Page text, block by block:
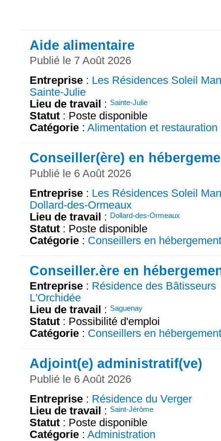
Aide alimentaire
Publié le 7 Août 2026
Entreprise : Les Résidences Soleil
Sainte-Julie
Lieu de travail : Sainte-Julie
Statut : Poste disponible
Catégorie : Alimentation et restauration
Conseiller(ère) en
Publié le 6 Août 2026
Entreprise : Les Résidences Soleil
Dollard-des-Ormeaux
Lieu de travail : Dollard-des-Ormeaux
Statut : Poste disponible
Catégorie : Conseillers en hébergement
Conseiller.ère en
Entreprise : Résidence des Bâtisseurs
L'Orchidée
Lieu de travail : Saguenay
Statut : Possibilité d'emploi
Catégorie : Conseillers en hébergement
Adjoint(e) administratif(ve)
Publié le 6 Août 2026
Entreprise : Résidence du Verger
Lieu de travail : Saint-Jérôme
Statut : Poste disponible
Catégorie : Administration